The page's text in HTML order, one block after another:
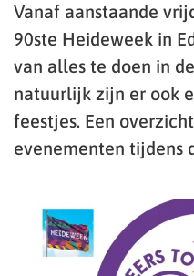
Vanaf aanstaande
90ste Heideweek in
van alles te doen in
natuurlijk zijn er ook
feestjes. Een
evenementen tijdens